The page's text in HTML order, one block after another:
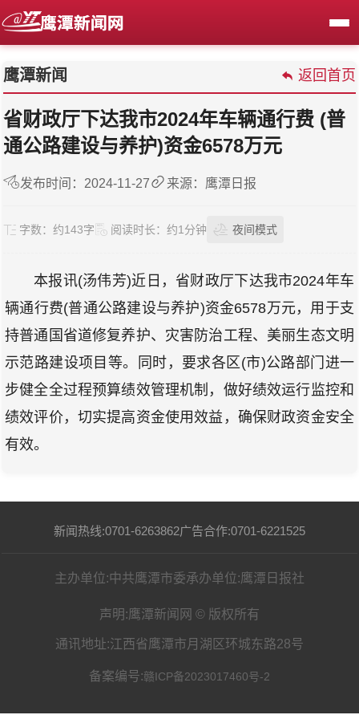
鹰潭新闻 返回首页
省财政厅下达我市2024年车辆通行费 (普
通公路建设与养护)资金6578万元
发布时间：2024-11-27 来源：鹰潭日报
字数： 约143字 阅读时长： 约1分钟 夜间模式
本报讯(汤伟芳)近日，省财政厅下达我市2024年车
辆通行费(普通公路建设与养护)资金6578万元，用于支
持普通国省道修复养护、灾害防治工程、美丽生态文明
示范路建设项目等。同时，要求各区(市)公路部门进一
步健全全过程预算绩效管理机制，做好绩效运行监控和
绩效评价，切实提高资金使用效益，确保财政资金安全
有效。
新闻热线:0701-6263862广告合作:0701-6221525
主办单位:中共鹰潭市委承办单位:鹰潭日报社
声明:鹰潭新闻网 © 版权所有
通讯地址:江西省鹰潭市月湖区环城东路28号
备案编号:赣ICP备2023017460号-2